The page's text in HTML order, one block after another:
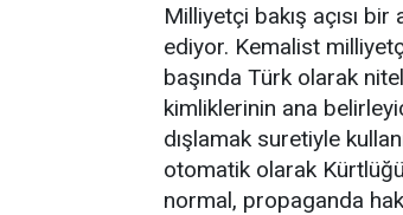
Milliyetçi bakış açısı
ediyor. Kemalist
başında Türk olarak
kimliklerinin ana
dışlamak suretiyle
otomatik olarak
normal, propaganda